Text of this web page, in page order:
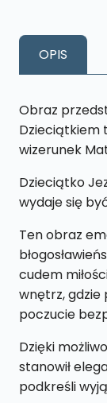
BOSKA
L49
26
X
CM
OPIS
Obraz
Dzieciątkiem
wizerunek
Dzieciątko
wydaje się
Ten obraz
cudem
wnętrz, gdzie
poczucie
Dzięki
stanowił
podkreśli